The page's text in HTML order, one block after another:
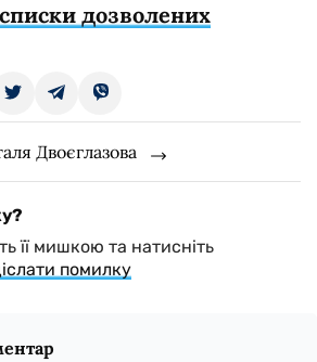
дозволених
Двоєглазова
її мишкою та натисніть
помилку